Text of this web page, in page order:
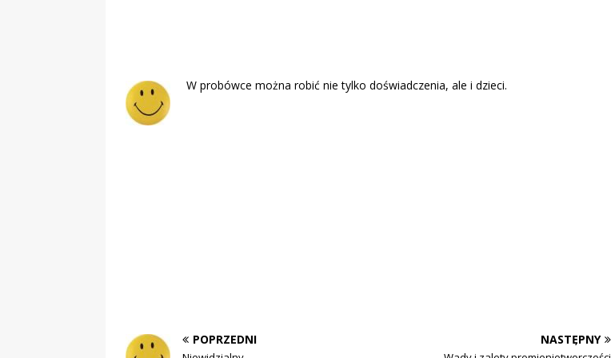
W probówce można robić nie tylko doświadczenia, ale i dzieci.
POPRZEDNI NASTĘPNY